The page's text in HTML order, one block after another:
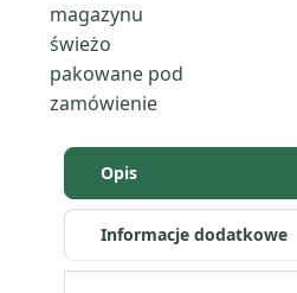
magazynu
świeżo
pakowane pod
zamówienie
Opis
Informacje dodatkowe